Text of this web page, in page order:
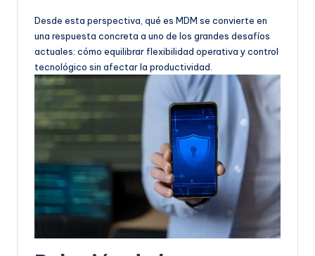
Desde esta perspectiva, qué es MDM se convierte en
una respuesta concreta a uno de los grandes desafíos
actuales: cómo equilibrar flexibilidad operativa y control
tecnológico sin afectar la productividad.